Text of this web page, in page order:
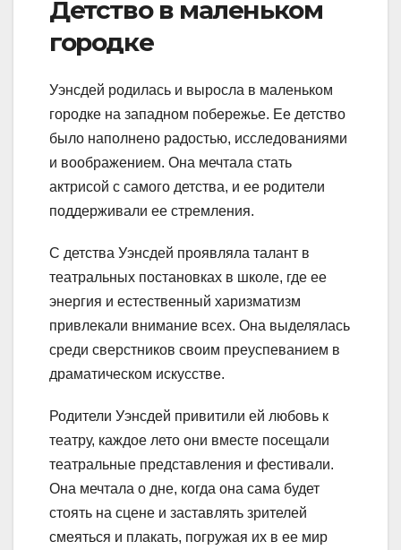
Детство в маленьком
городке
Уэнсдей родилась и выросла в маленьком
городке на западном побережье. Ее детство
было наполнено радостью, исследованиями
и воображением. Она мечтала стать
актрисой с самого детства, и ее родители
поддерживали ее стремления.
С детства Уэнсдей проявляла талант в
театральных постановках в школе, где ее
энергия и естественный харизматизм
привлекали внимание всех. Она выделялась
среди сверстников своим преуспеванием в
драматическом искусстве.
Родители Уэнсдей привитили ей любовь к
театру, каждое лето они вместе посещали
театральные представления и фестивали.
Она мечтала о дне, когда она сама будет
стоять на сцене и заставлять зрителей
смеяться и плакать, погружая их в ее мир